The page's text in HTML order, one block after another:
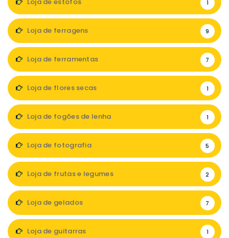
1
Loja de ferragens 9
Loja de ferramentas 7
Loja de flores secas 1
Loja de fogões de lenha 1
Loja de fotografia 5
Loja de frutas e legumes 2
Loja de gelados 7
Loja de guitarras 1